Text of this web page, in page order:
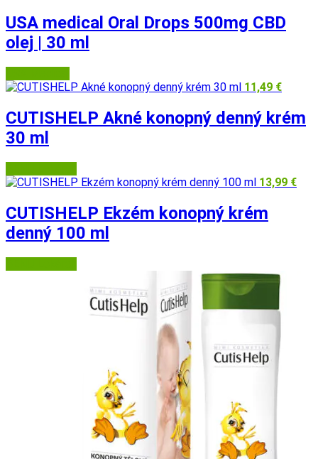
USA medical Oral Drops 500mg CBD
olej | 30 ml
11,49 €
CUTISHELP Akné konopný denný krém
30 ml
13,99 €
CUTISHELP Ekzém konopný krém
denný 100 ml